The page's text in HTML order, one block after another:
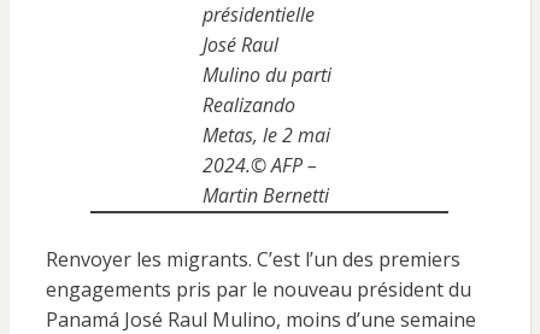
présidentielle
José Raul
Mulino du parti
Realizando
Metas, le 2 mai
2024.©️ AFP –
Martin Bernetti
Renvoyer les migrants. C’est l’un des premiers
engagements pris par le nouveau président du
Panamá José Raul Mulino, moins d’une semaine